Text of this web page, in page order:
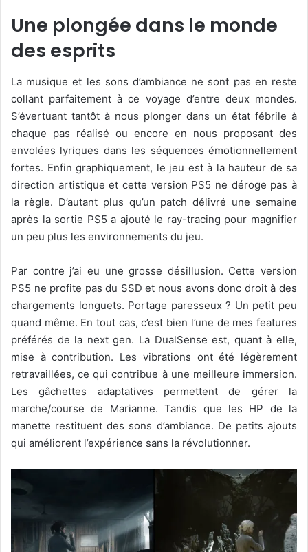
Une plongée dans le monde
des esprits
La musique et les sons d’ambiance ne sont pas en reste
collant parfaitement à ce voyage d’entre deux mondes.
S’évertuant tantôt à nous plonger dans un état fébrile à
chaque pas réalisé ou encore en nous proposant des
envolées lyriques dans les séquences émotionnellement
fortes. Enfin graphiquement, le jeu est à la hauteur de sa
direction artistique et cette version PS5 ne déroge pas à
la règle. D’autant plus qu’un patch délivré une semaine
après la sortie PS5 a ajouté le ray-tracing pour magnifier
un peu plus les environnements du jeu.
Par contre j’ai eu une grosse désillusion. Cette version
PS5 ne profite pas du SSD et nous avons donc droit à des
chargements longuets. Portage paresseux ? Un petit peu
quand même. En tout cas, c’est bien l’une de mes features
préférés de la next gen. La DualSense est, quant à elle,
mise à contribution. Les vibrations ont été légèrement
retravaillées, ce qui contribue à une meilleure immersion.
Les gâchettes adaptatives permettent de gérer la
marche/course de Marianne. Tandis que les HP de la
manette restituent des sons d’ambiance. De petits ajouts
qui améliorent l’expérience sans la révolutionner.